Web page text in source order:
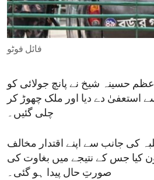
ENVIRONMENT AND HEALTH
IDEALS AND INSTITUTIONS
فائل فوٹو
حسینہ شیخ نے پانچ جولائی کو
استعفیٰ دے دیا اور ملک چھوڑ کر
چلی گئیں۔
کی جانب سے اپنے اقتدار مخالف
کیا جس کے نتیجے میں بغاوت کی
صورتِ حال پیدا ہو گئی۔